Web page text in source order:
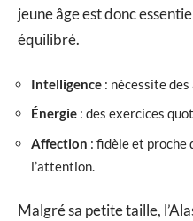
jeune âge est donc
équilibré.
Intelligence : nécessite
Énergie : des exercices
Affection : fidèle et proche
l’attention.
Malgré sa petite taille,